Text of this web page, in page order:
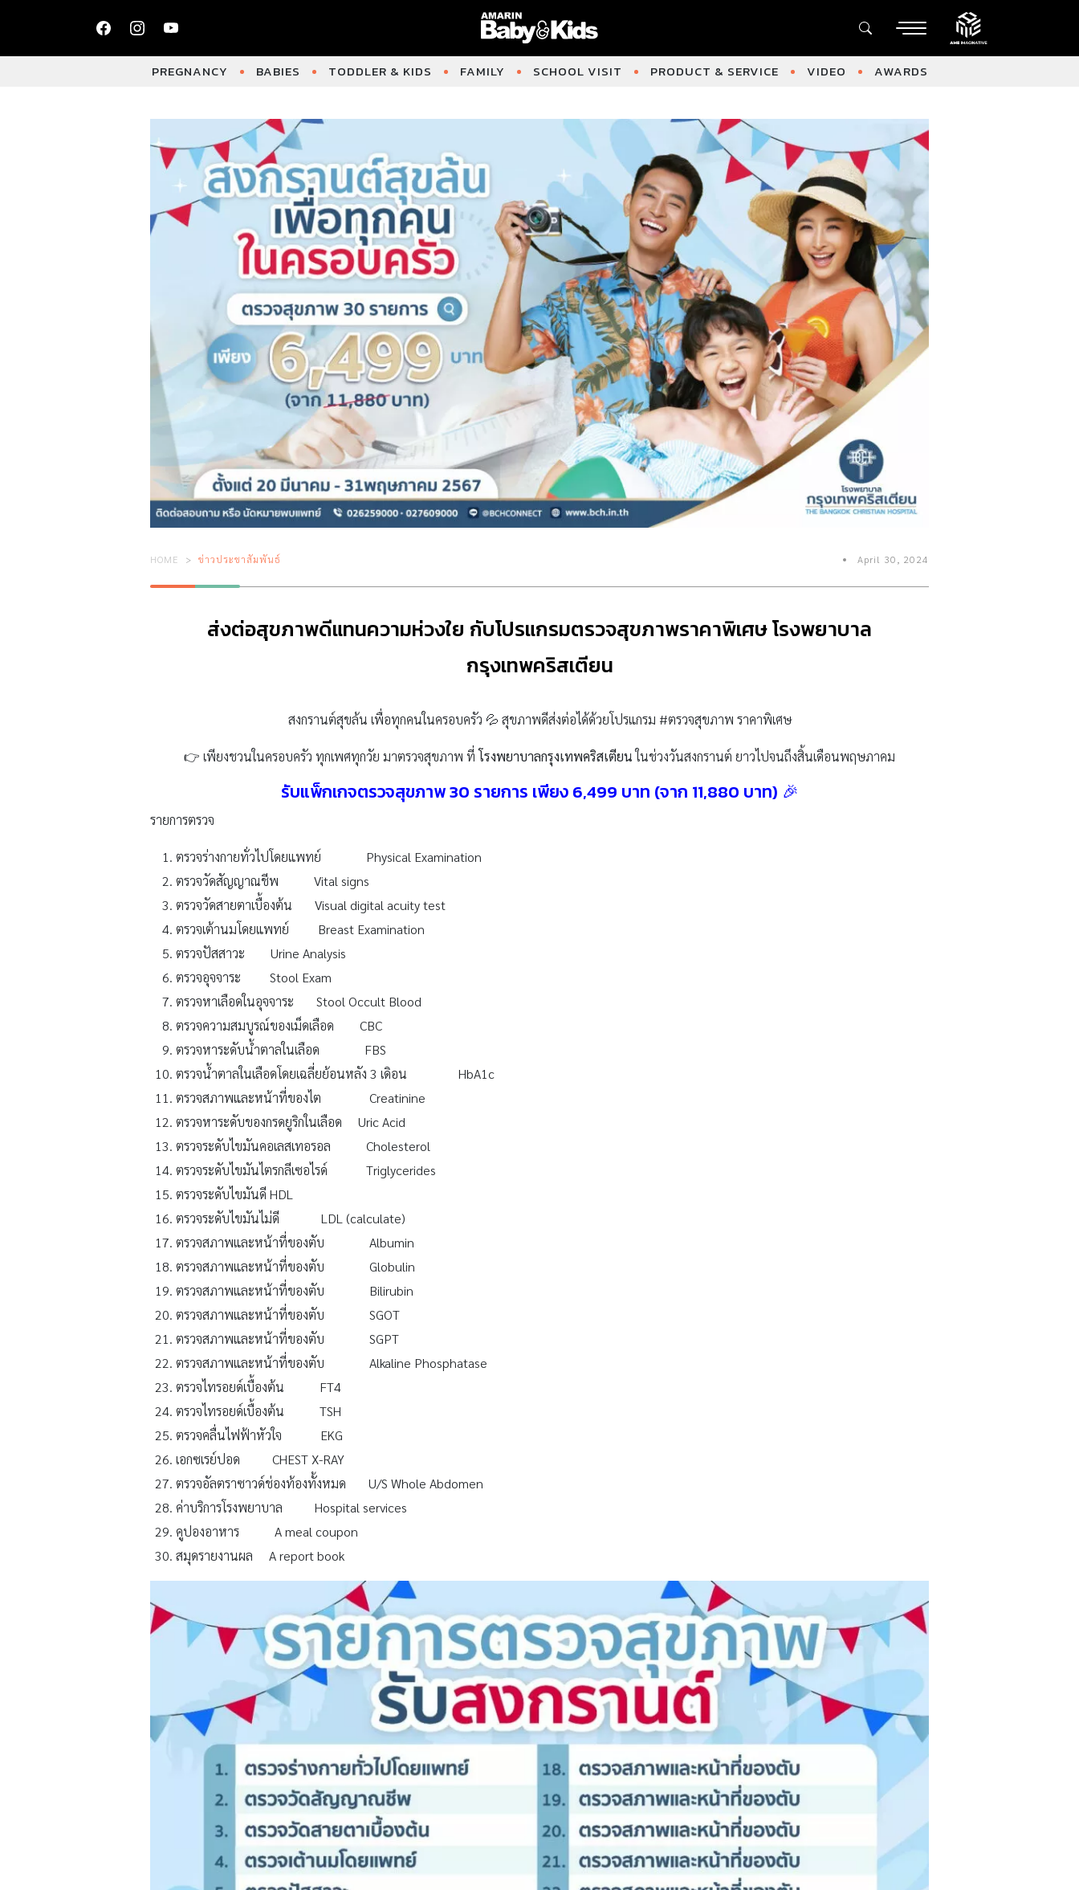
PREGNANCY BABIES TODDLER & KIDS FAMILY SCHOOL VISIT PRODUCT & SERVICE VIDEO AWARDS
HOME ข่าวประชาสัมพันธ์ April 30, 2024
ส่งต่อสุขภาพดีแทนความห่วงใย กับโปรแกรมตรวจสุขภาพราคาพิเศษ โรงพยาบาล
กรุงเทพคริสเตียน
สงกรานต์สุขล้น เพื่อทุกคนในครอบครัว 💦 สุขภาพดีส่งต่อได้ด้วยโปรแกรม #ตรวจสุขภาพ ราคาพิเศษ
👉 เพียงชวนในครอบครัว ทุกเพศทุกวัย มาตรวจสุขภาพ ที่ โรงพยาบาลกรุงเทพคริสเตียนในช่วงวันสงกรานต์ ยาวไปจนถึงสิ้นเดือนพฤษภาคม
รับแพ็กเกจตรวจสุขภาพ 30 รายการ เพียง 6,499 บาท (จาก 11,880 บาท) 🎉
รายการตรวจ
ตรวจร่างกายทั่วไปโดยแพทย์ Physical Examination
ตรวจวัดสัญญาณชีพ Vital signs
ตรวจวัดสายตาเบื้องต้น Visual digital acuity test
ตรวจเต้านมโดยแพทย์ Breast Examination
ตรวจปัสสาวะ Urine Analysis
ตรวจอุจจาระ Stool Exam
ตรวจหาเลือดในอุจจาระ Stool Occult Blood
ตรวจความสมบูรณ์ของเม็ดเลือด CBC
ตรวจหาระดับน้ำตาลในเลือด FBS
ตรวจน้ำตาลในเลือดโดยเฉลี่ยย้อนหลัง 3 เดิอน HbA1c
ตรวจสภาพและหน้าที่ของไต Creatinine
ตรวจหาระดับของกรดยูริกในเลือด Uric Acid
ตรวจระดับไขมันคอเลสเทอรอล Cholesterol
ตรวจระดับไขมันไตรกลีเซอไรด์ Triglycerides
ตรวจระดับไขมันดี HDL
ตรวจระดับไขมันไม่ดี LDL (calculate)
ตรวจสภาพและหน้าที่ของตับ Albumin
ตรวจสภาพและหน้าที่ของตับ Globulin
ตรวจสภาพและหน้าที่ของตับ Bilirubin
ตรวจสภาพและหน้าที่ของตับ SGOT
ตรวจสภาพและหน้าที่ของตับ SGPT
ตรวจสภาพและหน้าที่ของตับ Alkaline Phosphatase
ตรวจไทรอยด์เบื้องต้น FT4
ตรวจไทรอยด์เบื้องต้น TSH
ตรวจคลื่นไฟฟ้าหัวใจ EKG
เอกซเรย์ปอด CHEST X-RAY
ตรวจอัลตราซาวด์ช่องท้องทั้งหมด U/S Whole Abdomen
ค่าบริการโรงพยาบาล Hospital services
คูปองอาหาร A meal coupon
สมุดรายงานผล A report book